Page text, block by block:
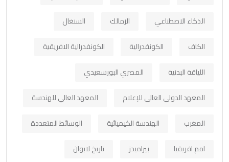
الذكاء الاصطناعي
الزمالك
السنغال
الكاف
الكونفدرالية
الكونفدرالية الافريقية
اللياقة البدنية
المصري البورسعيدي
المعهد الدولي العالي للإعلام
المعهد العالي للهندسة
المغرب
الهندسة الكيميائية
الوسائط المتعددة
امم افريقيا
بيراميدز
تاريخ لابوان